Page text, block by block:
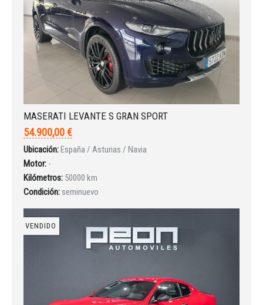
INICIAR SESIÓN
¿Ha olvidado la contraseña?
MASERATI LEVANTE S GRAN SPORT
54.900,00 €
Ubicación:España / Asturias / Navia
Motor: -
Kilómetros: 50000 km
Condición: seminuevo
VENDIDO